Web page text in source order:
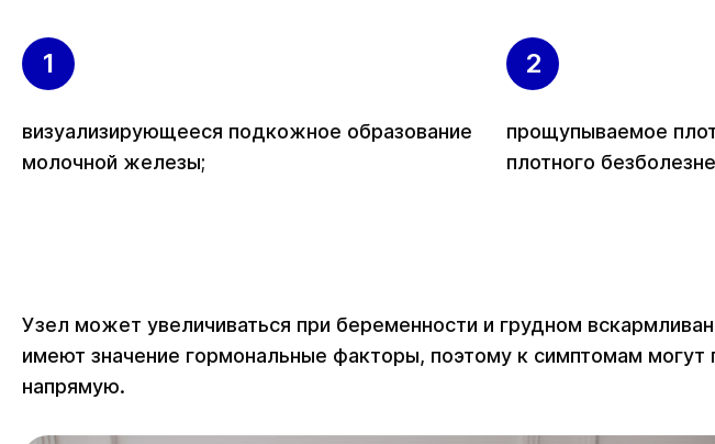
визуализирующееся подкожное образование
молочной железы;
прощупываемое
плотного
Узел может увеличиваться при беременности и грудном
имеют значение гормональные факторы, поэтому к симптомам
напрямую.